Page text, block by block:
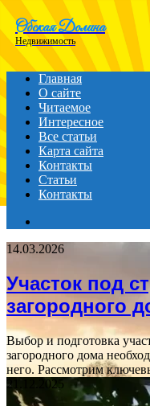
Menu
Обская Долина
Недвижимость
Главная
О сайте
Читаемое
Интересное
Все статьи
Карта сайта
Контакты
Статьи
Контакты
14.03.2026
Участок под
загородного
Выбор и подготовка
загородного дома
него. Рассмотрим
21.12.2025